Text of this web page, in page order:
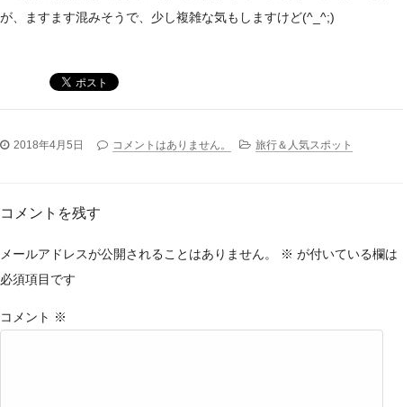
が、ますます混みそうで、少し複雑な気もしますけど(^_^;)
2018年4月5日 コメントはありません。 旅行＆人気スポット
コメントを残す
メールアドレスが公開されることはありません。 ※ が付いている欄は
必須項目です
コメント ※